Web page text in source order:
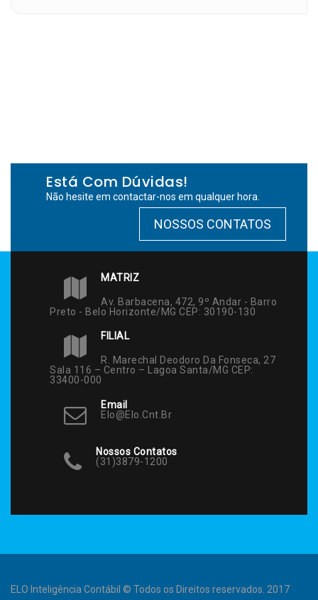
Está Com Dúvidas!
Não hesite em contactar-nos em qualquer hora.
NOSSOS CONTATOS
MATRIZ
Av. Barbacena, 472, 9º Andar - Barro
Preto - Belo Horizonte/MG CEP: 30190-130
FILIAL
R. Marechal Deodoro Da Fonseca, 27
Sala 116 – Centro – Lagoa Santa/MG CEP:
33400-000
Email
Elo@elo.cnt.br
Nossos Contatos
(31)3879-1200
ELO Inteligência Contábil © Todos os Direitos reservados. 2017